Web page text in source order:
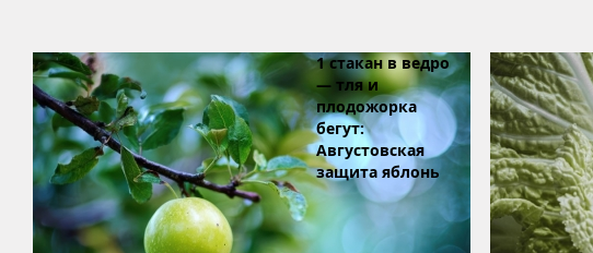
1 стакан в ведро
— тля и
плодожорка
бегут:
Августовская
защита яблонь